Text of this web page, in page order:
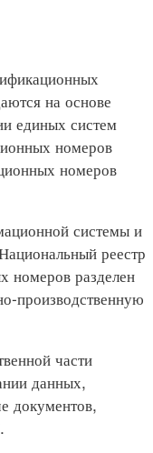
на основе
единых систем
номеров
номеров
системы и
реестр
номеров разделен
производственную
части
данных,
документов,